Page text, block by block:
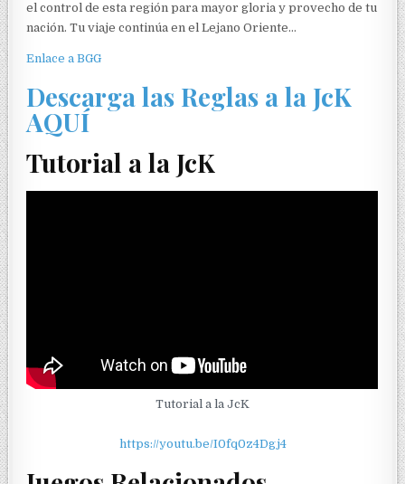
el control de esta región para mayor gloria y provecho de tu
nación. Tu viaje continúa en el Lejano Oriente…
Enlace a BGG
Descarga las Reglas a la JcK
AQUÍ
Tutorial a la JcK
Tutorial a la JcK
https://youtu.be/I0fq0z4Dgj4